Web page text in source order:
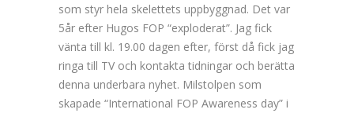
som styr hela skelettets uppbyggnad. Det var
5år efter Hugos FOP “exploderat”. Jag fick
vänta till kl. 19.00 dagen efter, först då fick jag
ringa till TV och kontakta tidningar och berätta
denna underbara nyhet. Milstolpen som
skapade “International FOP Awareness day” i